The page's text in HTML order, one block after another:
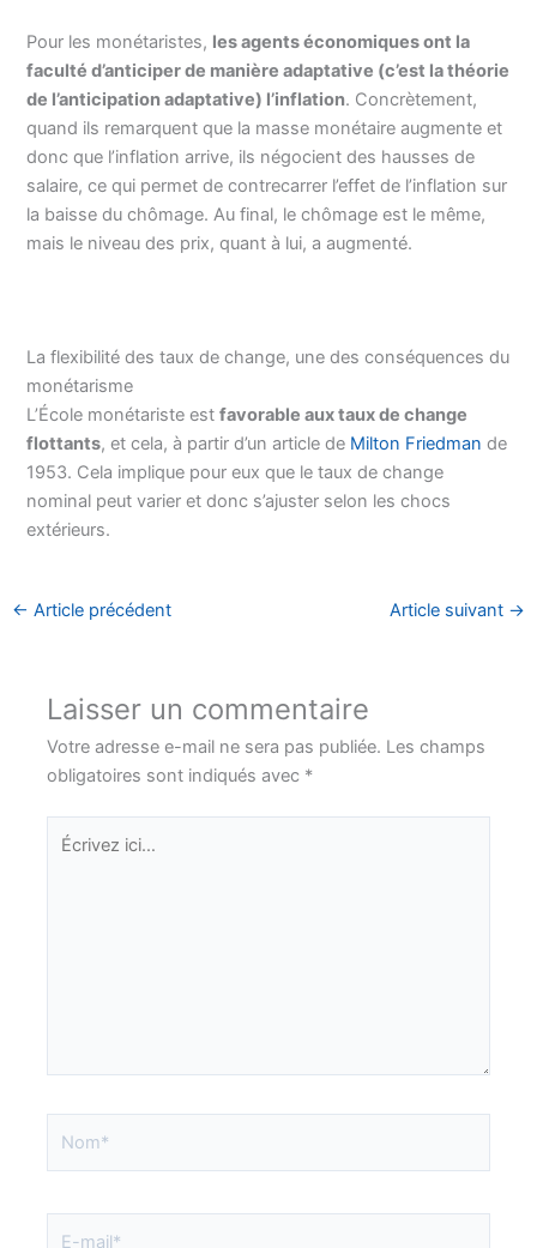
Pour les monétaristes, les agents économiques ont la
faculté d’anticiper de manière adaptative (c’est la théorie
de l’anticipation adaptative) l’inflation. Concrètement,
quand ils remarquent que la masse monétaire augmente et
donc que l’inflation arrive, ils négocient des hausses de
salaire, ce qui permet de contrecarrer l’effet de l’inflation sur
la baisse du chômage. Au final, le chômage est le même,
mais le niveau des prix, quant à lui, a augmenté.
La flexibilité des taux de change, une des conséquences du
monétarisme
L’École monétariste estfavorable aux taux de change
flottants, et cela, à partir d’un article de Milton Friedman de
1953. Cela implique pour eux que le taux de change
nominal peut varier et donc s’ajuster selon les chocs
extérieurs.
← Article précédent Article suivant →
Laisser un commentaire
Votre adresse e-mail ne sera pas publiée. Les champs
obligatoires sont indiqués avec *
Écrivez
ici…